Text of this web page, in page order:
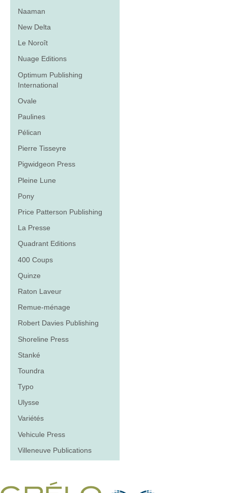
Naaman
New Delta
Le Noroît
Nuage Editions
Optimum Publishing
International
Ovale
Paulines
Pélican
Pierre Tisseyre
Pigwidgeon Press
Pleine Lune
Pony
Price Patterson Publishing
La Presse
Quadrant Editions
400 Coups
Quinze
Raton Laveur
Remue-ménage
Robert Davies Publishing
Shoreline Press
Stanké
Toundra
Typo
Ulysse
Variétés
Vehicule Press
Villeneuve Publications